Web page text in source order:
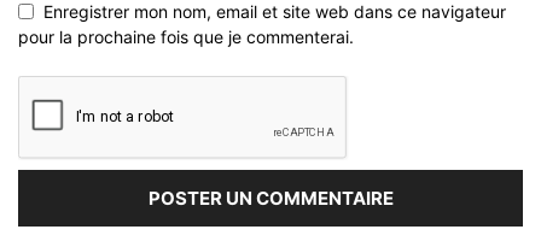
Enregistrer mon nom, email et site web dans ce navigateur
pour la prochaine fois que je commenterai.